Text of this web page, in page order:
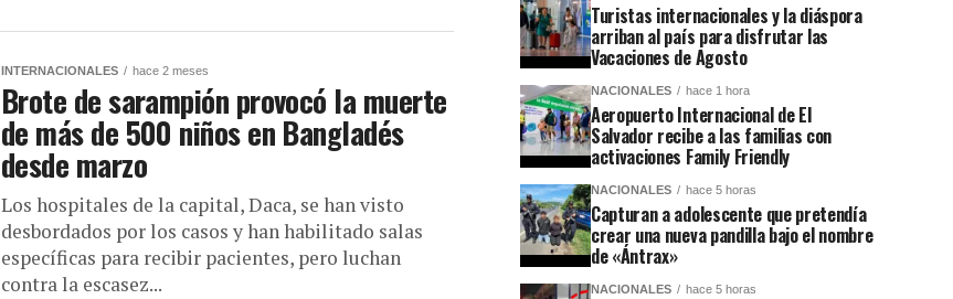
INTERNACIONALES hace 2 meses
Brote de sarampión provocó la muerte
de más de 500 niños en Bangladés
desde marzo
Los hospitales de la capital, Daca, se han visto
desbordados por los casos y han habilitado salas
específicas para recibir pacientes, pero luchan
contra la escasez...
Turistas internacionales y la diáspora
arriban al país para disfrutar las
Vacaciones de Agosto
NACIONALES hace 1 hora
Aeropuerto Internacional de El
Salvador recibe a las familias con
activaciones Family Friendly
NACIONALES hace 5 horas
Capturan a adolescente que pretendía
crear una nueva pandilla bajo el nombre
de «Ántrax»
NACIONALES hace 5 horas